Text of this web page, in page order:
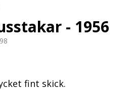
- 1956
fint skick.